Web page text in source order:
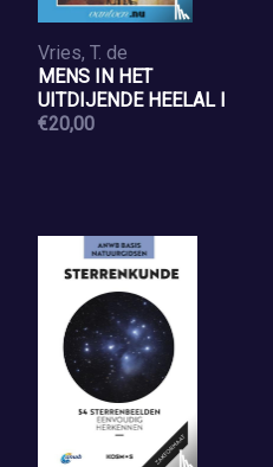
Vries, T. de
MENS IN HET
UITDIJENDE HEELAL I
€20,00